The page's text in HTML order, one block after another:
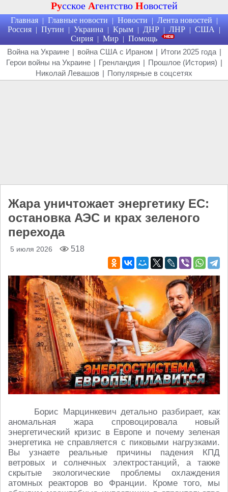
Русское Агентство Новостей
Главная | Главные новости | Новости | Лента новостей |
Россия | Путин | Украина | Крым | ДНР | ЛНР | США |
Сирия | Мир | Помощь
Война на Украине | война США с Ираном | Итоги 2025 года |
Герои войны на Украине | Гренландия | Прошлое (История) |
Николай Левашов | Популярные в соцсетях
Жара уничтожает энергетику ЕС:
остановка АЭС и крах зеленого
перехода
5 июля 2026 518
Борис Марцинкевич детально разбирает, как
аномальная жара спровоцировала новый
энергетический кризис в Европе и почему зеленая
энергетика не справляется с пиковыми нагрузками.
Вы узнаете реальные причины падения КПД
ветровых и солнечных электростанций, а также
скрытые экологические проблемы охлаждения
атомных реакторов во Франции. Кроме того, мы